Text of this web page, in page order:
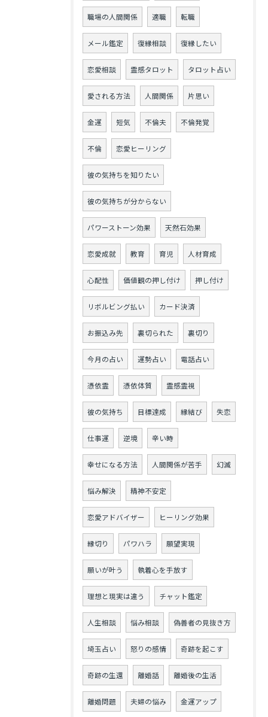
職場の人間関係 適職 転職
メール鑑定 復縁相談 復縁したい
恋愛相談 霊感タロット タロット占い
愛される方法 人間関係 片思い
金運 短気 不倫夫 不倫発覚
不倫 恋愛ヒーリング
彼の気持ちを知りたい
彼の気持ちが分からない
パワーストーン効果 天然石効果
恋愛成就 教育 育児 人材育成
心配性 価値観の押し付け 押し付け
リボルビング払い カード決済
お振込み先 裏切られた 裏切り
今月の占い 運勢占い 電話占い
憑依霊 憑依体質 霊感霊視
彼の気持ち 目標達成 縁結び 失恋
仕事運 逆境 辛い時
幸せになる方法 人間関係が苦手 幻滅
悩み解決 精神不安定
恋愛アドバイザー ヒーリング効果
縁切り パワハラ 願望実現
願いが叶う 執着心を手放す
理想と現実は違う チャット鑑定
人生相談 悩み相談 偽善者の見抜き方
埼玉占い 怒りの感情 奇跡を起こす
奇跡の生還 離婚話 離婚後の生活
離婚問題 夫婦の悩み 金運アップ